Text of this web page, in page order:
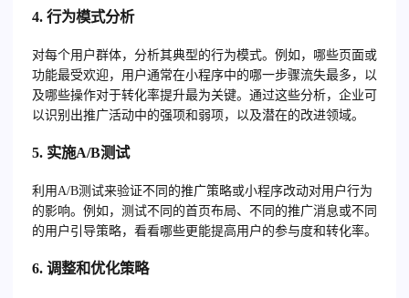
4. 行为模式分析
对每个用户群体，分析其典型的行为模式。例如，哪些页面或
功能最受欢迎，用户通常在小程序中的哪一步骤流失最多，以
及哪些操作对于转化率提升最为关键。通过这些分析，企业可
以识别出推广活动中的强项和弱项，以及潜在的改进领域。
5. 实施A/B测试
利用A/B测试来验证不同的推广策略或小程序改动对用户行为
的影响。例如，测试不同的首页布局、不同的推广消息或不同
的用户引导策略，看看哪些更能提高用户的参与度和转化率。
6. 调整和优化策略